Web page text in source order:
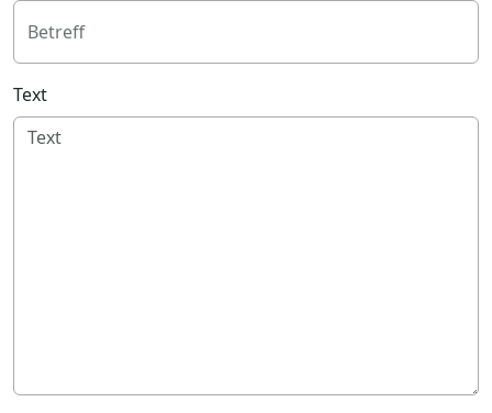
Betreff
Text